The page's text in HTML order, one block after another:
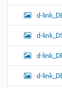
d-
d-
d-
d-